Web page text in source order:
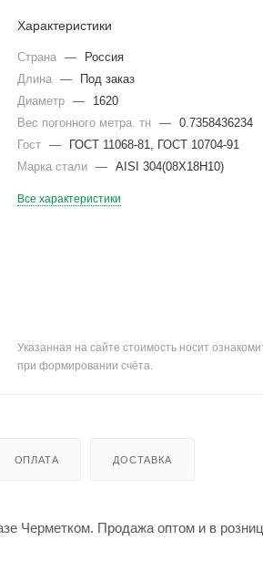
Характеристики
Страна —
Россия
Длина
—
Под заказ
Диаметр
—
1620
Вес погонного метра. тн
—
0.7358436234
Гост
—
ГОСТ 11068-81, ГОСТ 10704-91
Марка стали
— AISI 304(08Х18Н10)
Все характеристики
Указанная на сайте стоимость носит
при формировании счёта.
ОПЛАТА ДОСТАВКА
Черметком. Продажа оптом и в